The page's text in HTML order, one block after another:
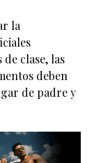
la
clase, las
deben
de padre y